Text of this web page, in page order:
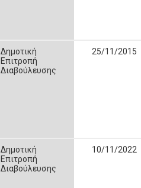
Δημοτική
Επιτροπή
Διαβούλευσης
25/11/2015
Δημοτική
Επιτροπή
Διαβούλευσης
10/11/2022